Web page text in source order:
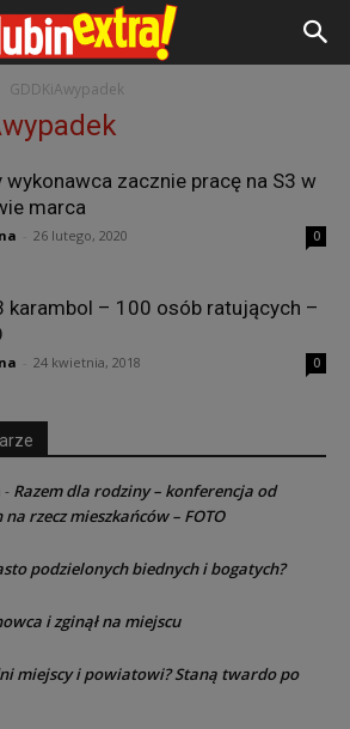
GDDKiAwypadek
wykonawca zacznie pracę na S3 w
marca
26 lutego, 2020 0
karambol – 100 osób ratujących –
24 kwietnia, 2018 0
- Razem dla rodziny – konferencja od
rzecz mieszkańców – FOTO
podzielonych biednych i bogatych?
i zginął na miejscu
miejscy i powiatowi? Staną twardo po